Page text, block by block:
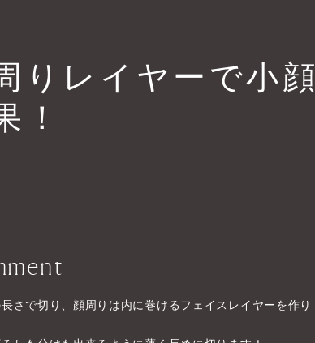
りレイヤーで小顔
！
さで切り、顔周りは内に巻けるフェイスレイヤーを作り